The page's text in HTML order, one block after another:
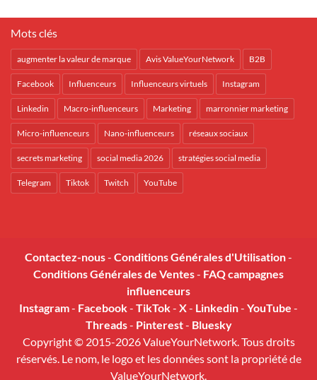
Mots clés
augmenter la valeur de marque Avis ValueYourNetwork B2B
Facebook Influenceurs Influenceurs virtuels Instagram
Linkedin Macro-influenceurs Marketing marronnier marketing
Micro-influenceurs Nano-influenceurs réseaux sociaux
secrets marketing social media 2026 stratégies social media
Telegram Tiktok Twitch YouTube
Contactez-nous- Conditions Générales d'Utilisation-
Conditions Générales de Ventes- FAQ campagnes
influenceurs
Instagram- Facebook- TikTok- X- Linkedin- YouTube -
Threads- Pinterest- Bluesky
Copyright © 2015-2026 ValueYourNetwork. Tous droits
réservés. Le nom, le logo et les données sont la propriété de
ValueYourNetwork.